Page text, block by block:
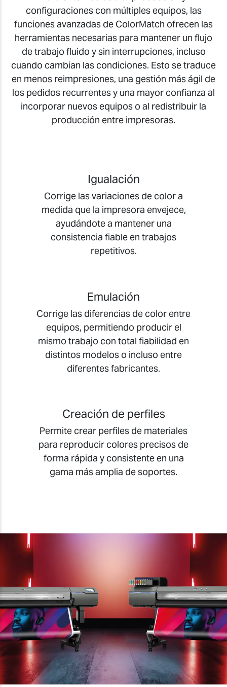
configuraciones con múltiples equipos, las
funciones avanzadas de ColorMatch ofrecen las
herramientas necesarias para mantener un flujo
de trabajo fluido y sin interrupciones, incluso
cuando cambian las condiciones. Esto se traduce
en menos reimpresiones, una gestión más ágil de
los pedidos recurrentes y una mayor confianza al
incorporar nuevos equipos o al redistribuir la
producción entre impresoras.
Igualación
Corrige las variaciones de color a
medida que la impresora envejece,
ayudándote a mantener una
consistencia fiable en trabajos
repetitivos.
Emulación
Corrige las diferencias de color entre
equipos, permitiendo producir el
mismo trabajo con total fiabilidad en
distintos modelos o incluso entre
diferentes fabricantes.
Creación de perfiles
Permite crear perfiles de materiales
para reproducir colores precisos de
forma rápida y consistente en una
gama más amplia de soportes.